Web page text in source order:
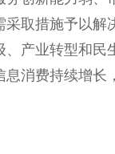
采取措施予以解
产业转型和民
消费持续增长